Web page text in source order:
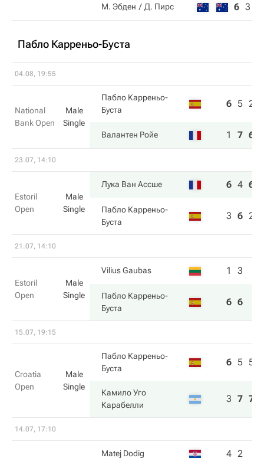
М. Эбден Д. Пирс 6 3
Пабло Карреньо-Буста
04.08, 19:55
National
Bank Open
Male
Single
Пабло Карреньо-
Буста
6 5 2
Валантен Ройе 1 7 6
23.07, 14:10
Estoril
Open
Male
Single
Лука Ван Ассше 6 4 6
Пабло Карреньо-
Буста
3 6 2
21.07, 14:10
Estoril
Open
Male
Single
Vilius Gaubas 1 3
Пабло Карреньо-
Буста
6 6
15.07, 19:15
Croatia
Open
Male
Single
Пабло Карреньо-
Буста
6 5 5
Камило Уго
Карабелли
3 7 7
14.07, 17:10
Matej Dodig 4 2